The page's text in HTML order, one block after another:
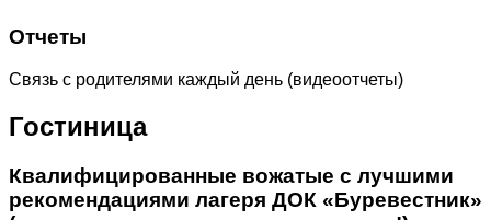
Отчеты
Связь с родителями каждый день (видеоотчеты)
Гостиница
Квалифицированные вожатые с лучшими
рекомендациями лагеря ДОК «Буревестник»